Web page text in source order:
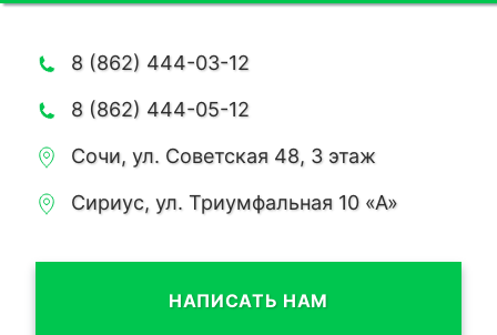
8 (862) 444-03-12
8 (862) 444-05-12
Сочи, ул. Советская 48, 3 этаж
Сириус, ул. Триумфальная 10 «А»
НАПИСАТЬ НАМ